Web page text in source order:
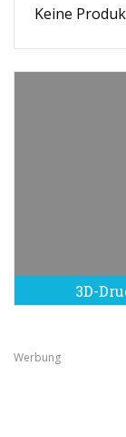
Keine
3D-
Werbung